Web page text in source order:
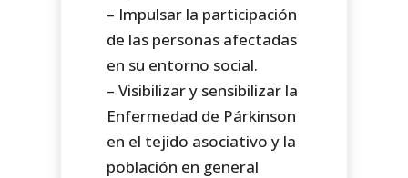
– Impulsar la participación
de las personas afectadas
en su entorno social.
– Visibilizar y sensibilizar la
Enfermedad de Párkinson
en el tejido asociativo y la
población en general